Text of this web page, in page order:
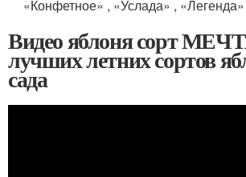
«Конфетное» , «Услада» ,
Видео яблоня сорт
лучших летних сортов
сада